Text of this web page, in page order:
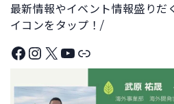
最新情報やイベント情報盛
イコンをタップ！/
Facebook
Instagram
X YouTube
リンク